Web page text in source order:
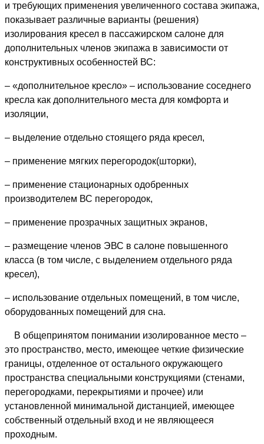
и требующих применения увеличенного состава экипажа,
показывает различные варианты (решения)
изолирования кресел в пассажирском салоне для
дополнительных членов экипажа в зависимости от
конструктивных особенностей ВС:
– «дополнительное кресло» – использование соседнего
кресла как дополнительного места для комфорта и
изоляции,
– выделение отдельно стоящего ряда кресел,
– применение мягких перегородок(шторки),
– применение стационарных одобренных
производителем ВС перегородок,
– применение прозрачных защитных экранов,
– размещение членов ЭВС в салоне повышенного
класса (в том числе, с выделением отдельного ряда
кресел),
– использование отдельных помещений, в том числе,
оборудованных помещений для сна.
В общепринятом понимании изолированное место –
это пространство, место, имеющее четкие физические
границы, отделенное от остального окружающего
пространства специальными конструкциями (стенами,
перегородками, перекрытиями и прочее) или
установленной минимальной дистанцией, имеющее
собственный отдельный вход и не являющееся
проходным.